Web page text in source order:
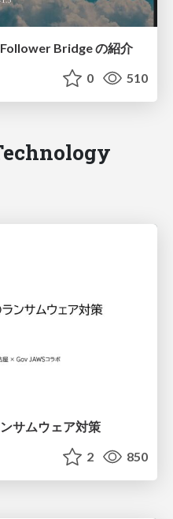
Bridge の紹介
0 510
サムウェア対策
2 850